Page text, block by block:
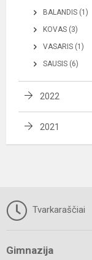
BALANDIS (1)
KOVAS (3)
VASARIS (1)
SAUSIS (6)
2022
2021
Tvarkaraščiai
Gimnazija